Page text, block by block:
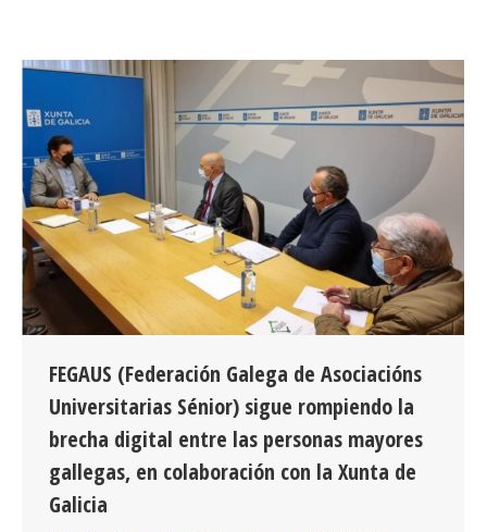
FEGAUS (Federación Galega de Asociacións
Universitarias Sénior) sigue rompiendo la
brecha digital entre las personas mayores
gallegas, en colaboración con la Xunta de
Galicia